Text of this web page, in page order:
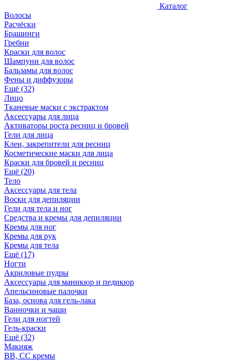
Каталог
Волосы
Расчёски
Брашинги
Гребни
Краски для волос
Шампуни для волос
Бальзамы для волос
Фены и диффузоры
Ещё (32)
Лицо
Тканевые маски с экстрактом
Аксессуары для лица
Активаторы роста ресниц и бровей
Гели для лица
Клеи, закрепители для ресниц
Косметические маски для лица
Краски для бровей и ресниц
Ещё (20)
Тело
Аксессуары для тела
Воски для депиляции
Гели для тела и ног
Средства и кремы для депиляции
Кремы для ног
Кремы для рук
Кремы для тела
Ещё (17)
Ногти
Акриловые пудры
Аксессуары для маникюр и педикюр
Апельсиновые палочки
База, основа для гель-лака
Ванночки и чаши
Гели для ногтей
Гель-краски
Ещё (32)
Макияж
BB, СС кремы